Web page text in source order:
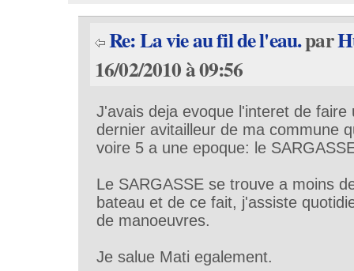
Re: La vie au fil de l'eau.par
16/02/2010 à 09:56
J'avais deja evoque l'interet de faire
dernier avitailleur de ma commune
voire 5 a une epoque: le
Le SARGASSE se trouve a moins
bateau et de ce fait, j'assiste
de manoeuvres.
Je salue Mati egalement.